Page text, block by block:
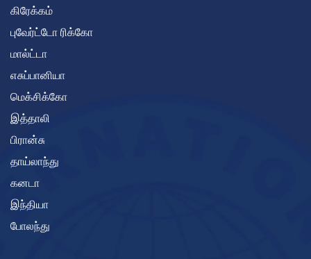
கிரேக்கம்
புவேர்ட்டோ ரிக்கோ
மால்ட்டா
எசுப்பானியா
மெக்சிக்கோ
இத்தாலி
பிரான்சு
தாய்லாந்து
கனடா
இந்தியா
போலந்து